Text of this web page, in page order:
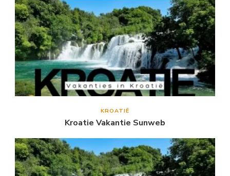
KROATIË
Kroatie Vakantie Sunweb